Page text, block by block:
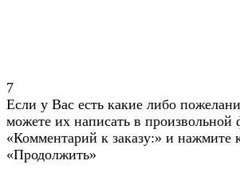
7
Если у Вас есть какие либо
можете их написать в произвольной
«Комментарий к заказу:» и нажмите
«Продолжить»